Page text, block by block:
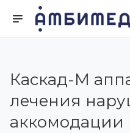
Каскад-М
лечения
аккомодации